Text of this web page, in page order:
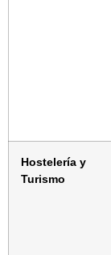
Hostelería y
Turismo